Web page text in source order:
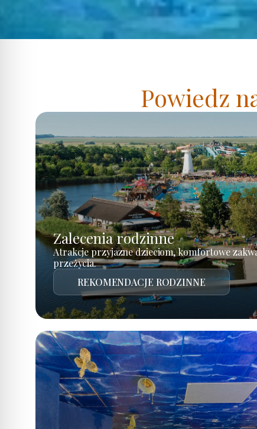
Powiedz
Zalecenia rodzinne
Atrakcje przyjazne dzieciom, komfortowe
przeżycia.
REKOMENDACJE RODZINNE